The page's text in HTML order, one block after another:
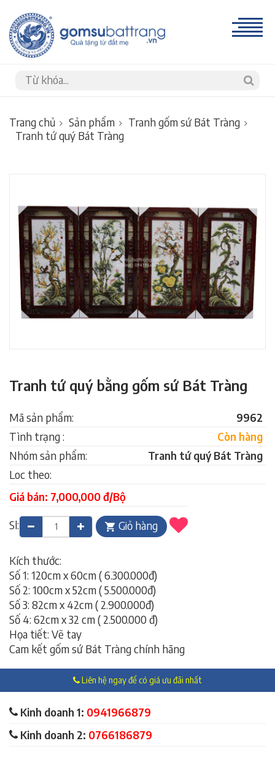
Trang chủ Sản phẩm
Tranh gốm sứ Bát Tràng
Tranh tứ quý Bát Tràng
Tranh tứ quý bằng gốm sứ Bát Tràng
Mã sản phẩm:
9962
Tình trạng :
Còn hàng
Nhóm sản phẩm:
Tranh tứ quý Bát Tràng
Loc theo:
Giá bán: 7,000,000 đ/Bộ
Sl:
Giỏ hàng
Kích thước:
Số 1: 120cm x 60cm ( 6.300.000đ)
Số 2: 100cm x 52cm ( 5.500.000đ)
Số 3: 82cm x 42cm ( 2.900.000đ)
Số 4: 62cm x 32 cm ( 2.500.000 đ)
Họa tiết: Vẽ tay
Cam kết gốm sứ Bát Tràng chính hãng
Liên hệ ngay để có giá ưu đãi nhất
Kinh doanh 1: 0941966879
Kinh doanh 2: 0766186879